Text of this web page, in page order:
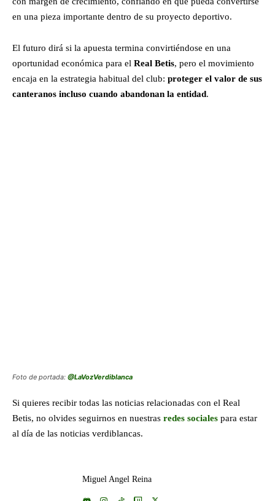
en una pieza importante dentro de su proyecto deportivo.
El futuro dirá si la apuesta termina convirtiéndose en una
oportunidad económica para el Real Betis, pero el movimiento
encaja en la estrategia habitual del club: proteger el valor de sus
canteranos incluso cuando abandonan la entidad.
Foto de portada: @LaVozVerdiblanca
Si quieres recibir todas las noticias relacionadas con el Real
Betis, no olvides seguirnos en nuestras redes sociales para estar
al día de las noticias verdiblancas.
Miguel Angel Reina